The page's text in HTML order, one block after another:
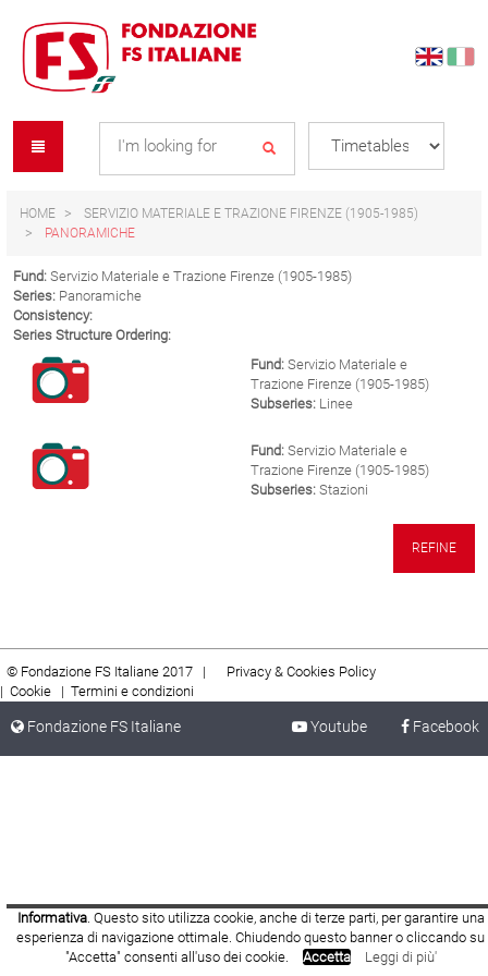
content
navigation
menu
HOME
SERVIZIO MATERIALE E TRAZIONE FIRENZE (1905-1985)
PANORAMICHE
Fund: Servizio Materiale e Trazione Firenze (1905-1985)
Series: Panoramiche
Consistency:
Series Structure Ordering:
Fund: Servizio Materiale e
Trazione Firenze (1905-1985)
Subseries: Linee
Fund: Servizio Materiale e
Trazione Firenze (1905-1985)
Subseries: Stazioni
REFINE
© Fondazione FS Italiane 2017 |
Privacy & Cookies Policy
| Cookie | Termini e condizioni
Informativa. Questo sito utilizza cookie, anche di terze parti, per garantire una
esperienza di navigazione ottimale. Chiudendo questo banner o cliccando su
"Accetta" consenti all'uso dei cookie.
Accetta Leggi di più'
Facebook
Youtube
Fondazione FS Italiane